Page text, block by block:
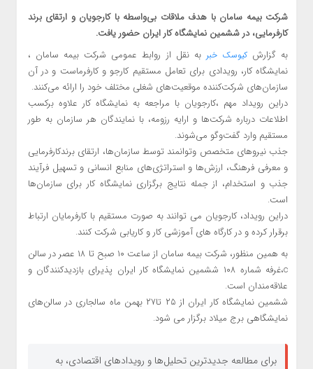
شرکت بیمه سامان با هدف ملاقات بی‌واسطه با کارجویان و ارتقای برند
کارفرمایی، در ششمین نمایشگاه کار ایران حضور یافت.
به گزارش کیوسک خبر به نقل از روابط عمومی شرکت بیمه سامان ،
نمایشگاه کار، رویدادی برای تعامل مستقیم کارجو و کارفرماست و در آن
سازمان‌های شرکت‌کننده موقعیت‌های شغلی مختلف خود را ارائه می‌کنند.
دراین رویداد مهم ،کارجویان با مراجعه به نمایشگاه کار علاوه برکسب
اطلاعات درباره شرکت‌ها و ارایه رزومه، با نمایندگان هر سازمان به طور
مستقیم وارد گفت‌وگو می‌شوند.
جذب نیروهای متخصص وتوانمند توسط سازمان‌ها، ارتقای برندکارفرمایی
و معرفی فرهنگ، ارزش‌ها و استراتژی‌های منابع انسانی و تسهیل فرآیند
جذب و استخدام، از جمله نتایج برگزاری نمایشگاه کار برای سازمان‌ها‌
است.
دراین رویداد، کارجویان می توانند به صورت مستقیم با کارفرمایان ارتباط
برقرار کرده و در کارگاه های آموزشی کار و کاریابی شرکت کنند.
به همین منظور، شرکت بیمه سامان از ساعت ۱۰ صبح تا ۱۸ عصر در سالن
c،غرفه شماره ۱۰۸ ششمین نمایشگاه کار ایران پذیرای بازدیدکنندگان و
علاقه‌مندان است.
ششمین نمایشگاه کار ایران از ۲۵ تا۲۷ بهمن ماه سالجاری در سالن‌های
نمایشگاهی برج میلاد برگزار می شود.
برای مطالعه جدیدترین تحلیل‌ها و رویدادهای اقتصادی، به